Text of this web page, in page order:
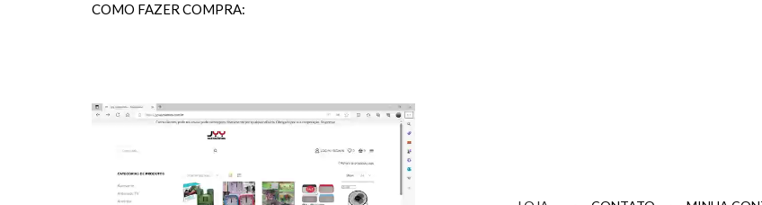
COMO FAZER COMPRA: